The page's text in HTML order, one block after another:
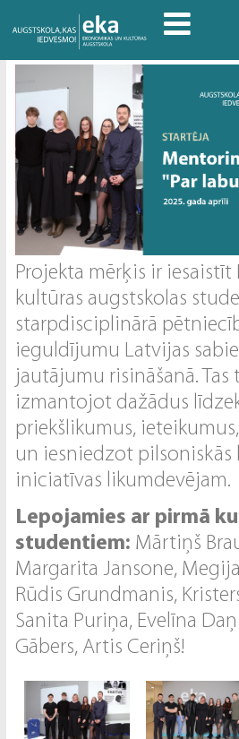
Projekta mērķis ir iesaistīt
kultūras augstskolas
starpdisciplinārā
ieguldījumu Latvijas
jautājumu risināšanā. Tas
izmantojot dažādus
priekšlikumus,
un iesniedzot pilsoniskās
iniciatīvas likumdevējam.
Lepojamies ar pirmā
studentiem: Mārtiņš
Margarita Jansone,
Rūdis Grundmanis,
Sanita Puriņa, Evelīna
Gābers, Artis Ceriņš!